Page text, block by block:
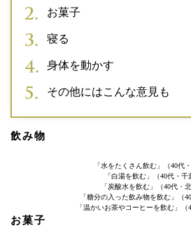
お菓子
寝る
身体を動かす
その他にはこんな意見も
飲み物
「水をたくさん飲む」（40代
「白湯を飲む」（40代・千
「炭酸水を飲む」（40代・北
「糖分の入った飲み物を飲む」（
「温かいお茶やコーヒーを飲む」（
お菓子